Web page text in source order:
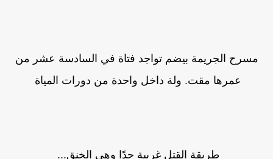
مسرح الجريمة بيضم تواجد فتاة في السادسة عشر من
عمرها مقت. ولة داخل واحدة من دورات المياة
طريقة القتل غريبة جدًا وهي الخنق...